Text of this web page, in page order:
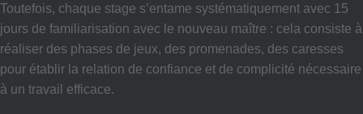
Toutefois, chaque stage s’entame systématiquement avec 15
jours de familiarisation avec le nouveau maître : cela consiste à
réaliser des phases de jeux, des promenades, des caresses
pour établir la relation de confiance et de complicité nécessaire
à un travail efficace.